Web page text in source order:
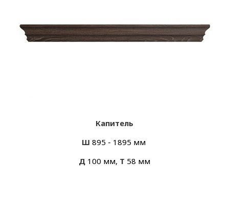
Капитель
Ш 895 - 1895 мм
Д 100 мм, Т 58 мм